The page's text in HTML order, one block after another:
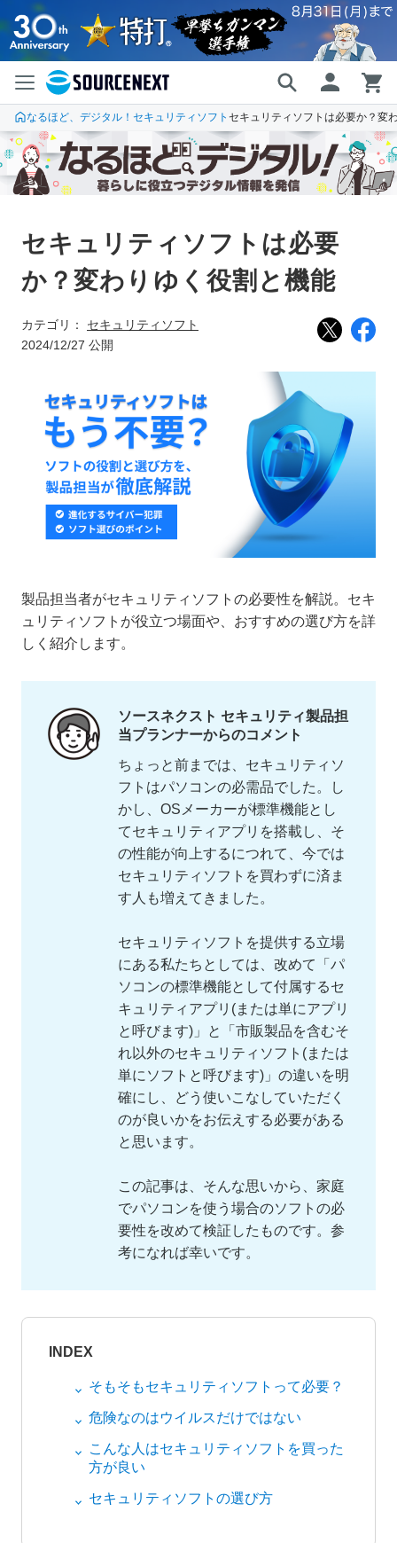
なるほど、デジタル！ セキュリティソフト セキュリティソフトは必要か？変
セキュリティソフトは必要
か？変わりゆく役割と機能
カテゴリ： セキュリティソフト
2024/12/27 公開
製品担当者がセキュリティソフトの必要性を解説。セキ
ュリティソフトが役立つ場面や、おすすめの選び方を詳
しく紹介します。
ソースネクスト セキュリティ製品担
当プランナーからのコメント
ちょっと前までは、セキュリティソ
フトはパソコンの必需品でした。し
かし、OSメーカーが標準機能とし
てセキュリティアプリを搭載し、そ
の性能が向上するにつれて、今では
セキュリティソフトを買わずに済ま
す人も増えてきました。
セキュリティソフトを提供する立場
にある私たちとしては、改めて「パ
ソコンの標準機能として付属するセ
キュリティアプリ(または単にアプリ
と呼びます)」と「市販製品を含むそ
れ以外のセキュリティソフト(または
単にソフトと呼びます)」の違いを明
確にし、どう使いこなしていただく
のが良いかをお伝えする必要がある
と思います。
この記事は、そんな思いから、家庭
でパソコンを使う場合のソフトの必
要性を改めて検証したものです。参
考になれば幸いです。
INDEX
そもそもセキュリティソフトって必要？
危険なのはウイルスだけではない
こんな人はセキュリティソフトを買った
方が良い
セキュリティソフトの選び方